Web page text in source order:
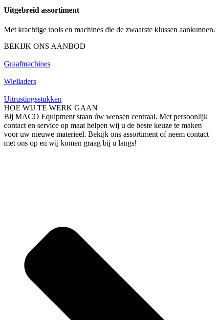
Uitgebreid assortiment
Met krachtige tools en machines die de zwaarste klussen aankunnen.
BEKIJK ONS AANBOD
Graafmachines
Wielladers
Uitrustingsstukken
HOE WIJ TE WERK GAAN
Bij MACO Equipment staan úw wensen centraal. Met persoonlijk
contact en service op maat helpen wij u de beste keuze te maken
voor uw nieuwe materieel. Bekijk ons assortiment of neem contact
met ons op en wij komen graag bij u langs!